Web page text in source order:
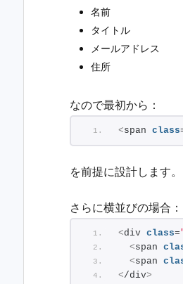
名前
タイトル
メールアドレス
住所
なので最初から：
<span class
を前提に設計します。
さらに横並びの場合：
<div class=
<span
<span
</div>